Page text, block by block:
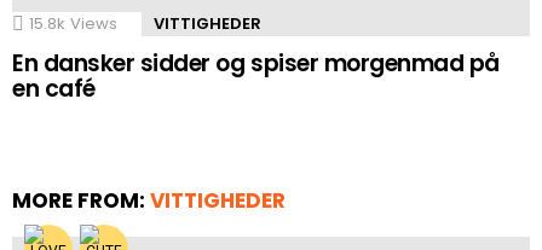
15.8k Views VITTIGHEDER
En dansker sidder og spiser morgenmad på
en café
MORE FROM: VITTIGHEDER